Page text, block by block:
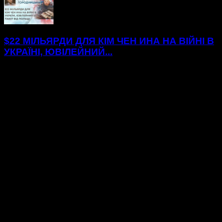
$22 МІЛЬЯРДИ ДЛЯ КІМ ЧЕН ИНА НА ВІЙНІ В
УКРАЇНІ, ЮВІЛЕЙНИЙ...